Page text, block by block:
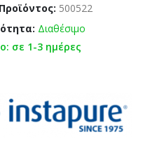
500522
Διαθέσιμο
σε 1-3 ημέρες